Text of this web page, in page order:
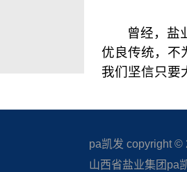
曾经，盐
优良传统，不
我们坚信只要
pa凯发 copyright ©
山西省盐业集团pa